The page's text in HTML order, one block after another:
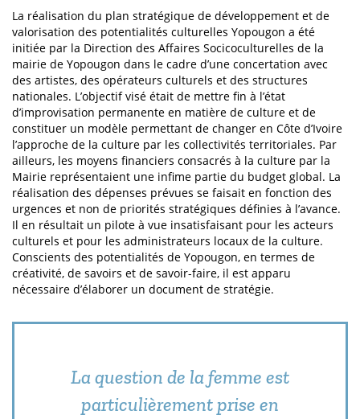
La réalisation du plan stratégique de développement et de
valorisation des potentialités culturelles Yopougon a été
initiée par la Direction des Affaires Socicoculturelles de la
mairie de Yopougon dans le cadre d’une concertation avec
des artistes, des opérateurs culturels et des structures
nationales. L’objectif visé était de mettre fin à l’état
d’improvisation permanente en matière de culture et de
constituer un modèle permettant de changer en Côte d’Ivoire
l’approche de la culture par les collectivités territoriales. Par
ailleurs, les moyens financiers consacrés à la culture par la
Mairie représentaient une infime partie du budget global. La
réalisation des dépenses prévues se faisait en fonction des
urgences et non de priorités stratégiques définies à l’avance.
Il en résultait un pilote à vue insatisfaisant pour les acteurs
culturels et pour les administrateurs locaux de la culture.
Conscients des potentialités de Yopougon, en termes de
créativité, de savoirs et de savoir-faire, il est apparu
nécessaire d’élaborer un document de stratégie.
La question de la femme est
particulièrement prise en